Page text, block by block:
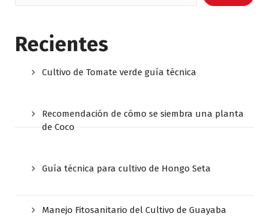
Recientes
Cultivo de Tomate verde guía técnica
Recomendación de cómo se siembra una planta
de Coco
Guía técnica para cultivo de Hongo Seta
Manejo Fitosanitario del Cultivo de Guayaba